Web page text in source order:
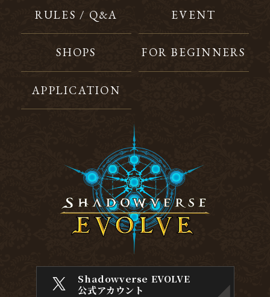
RULES / Q&A EVENT
SHOPS FOR BEGINNERS
APPLICATION
Shadowverse EVOLVE
公式アカウント